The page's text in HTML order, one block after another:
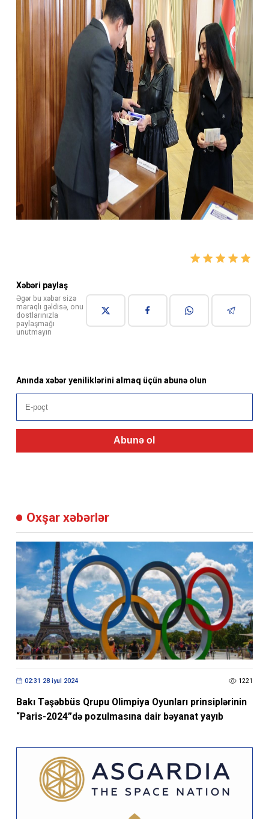
Xəbəri paylaş
Əgər bu xəbər sizə
maraqlı gəldisə, onu
dostlarınızla
paylaşmağı
unutmayın
Anında xəbər yeniliklərini almaq üçün abunə olun
Abunə ol
Oxşar xəbərlər
02:31 28 iyul 2024 1221
Bakı Təşəbbüs Qrupu Olimpiya Oyunları prinsiplərinin
“Paris-2024”də pozulmasına dair bəyanat yayıb